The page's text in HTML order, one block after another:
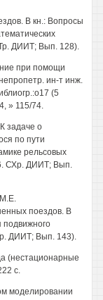
В кн.: Вопросы
ДИИТ; Вып. 128).
при помощи
ин-т инж.
(5
» 115/74.
задаче о
по пути
рельсовых
СХр. ДИИТ; Вып.
М.Е.
поездов. В
ДИИТ; Вып. 143).
(нестационарные
с.
моделировании